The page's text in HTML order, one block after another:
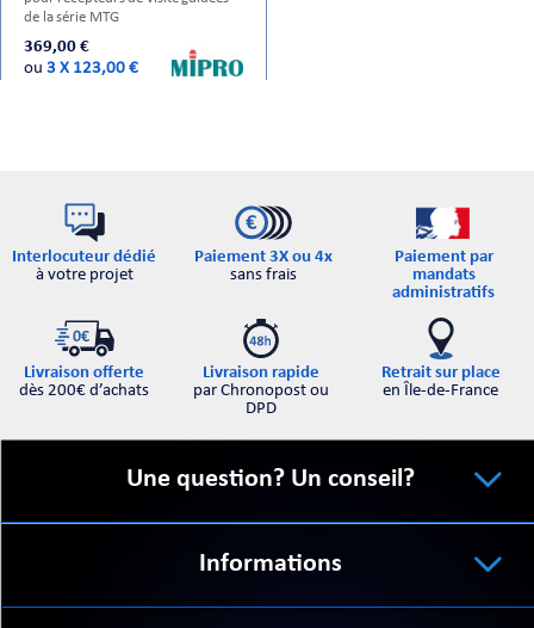
de la série MTG
369,00 €
ou 3 X 123,00 €
Interlocuteur dédié
à votre projet
Paiement 3X ou 4x
sans frais
Paiement par
mandats
administratifs
Livraison offerte
dès 200€ d’achats
Livraison rapide
par Chronopost ou
DPD
Retrait sur place
en Île-de-France
Une question? Un conseil?
Informations